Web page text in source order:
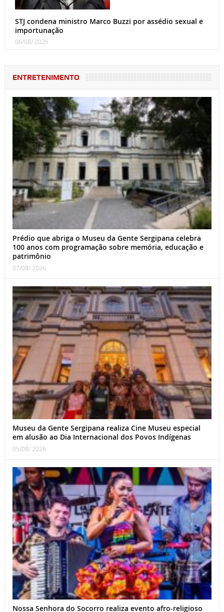
STJ condena ministro Marco Buzzi por assédio sexual e
importunação
06/08/ 2026
ENTRETENIMENTO
Prédio que abriga o Museu da Gente Sergipana celebra
100 anos com programação sobre memória, educação e
patrimônio
07/08/ 2026
Museu da Gente Sergipana realiza Cine Museu especial
em alusão ao Dia Internacional dos Povos Indígenas
05/08/ 2026
Nossa Senhora do Socorro realiza evento afro-religioso